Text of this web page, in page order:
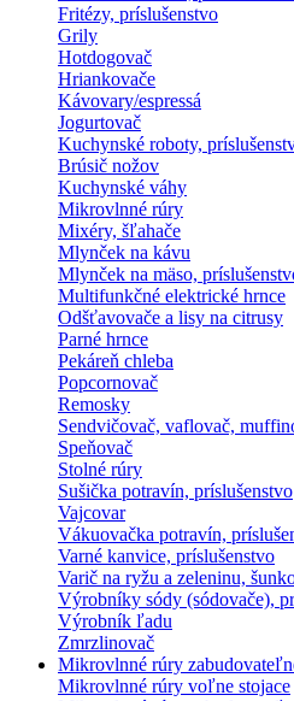
Fritézy, príslušenstvo
Grily
Hotdogovač
Hriankovače
Kávovary/espressá
Jogurtovač
Kuchynské roboty,
Brúsič nožov
Kuchynské váhy
Mikrovlnné rúry
Mixéry, šľahače
Mlynček na kávu
Mlynček na mäso,
Multifunkčné elektrické hrnce
Odšťavovače a lisy na citrusy
Parné hrnce
Pekáreň chleba
Popcornovač
Remosky
Sendvičovač, vaflovač,
Speňovač
Stolné rúry
Sušička potravín, príslušenstvo
Vajcovar
Vákuovačka potravín,
Varné kanvice, príslušenstvo
Varič na ryžu a zeleninu,
Výrobníky sódy (sódovače),
Výrobník ľadu
Zmrzlinovač
Mikrovlnné rúry
Mikrovlnné rúry voľne stojace